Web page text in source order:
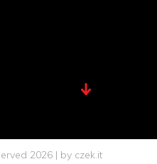
2026 | by czek.it